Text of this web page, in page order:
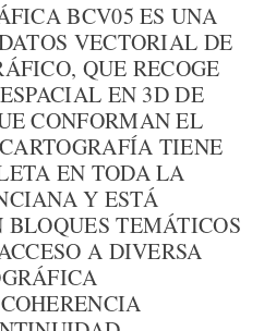
BCV05 ES UNA
VECTORIAL DE
QUE RECOGE
EN 3D DE
CONFORMAN EL
TIENE
EN TODA LA
Y ESTÁ
BLOQUES TEMÁTICOS
A DIVERSA